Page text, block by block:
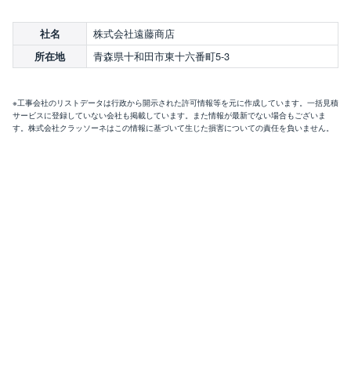
社名 株式会社遠藤商店
所在地 青森県十和田市東十六番町5-3
※工事会社のリストデータは行政から開示された許可情報等を元に作成しています。一括見積
サービスに登録していない会社も掲載しています。また情報が最新でない場合もございま
す。株式会社クラッソーネはこの情報に基づいて生じた損害についての責任を負いません。